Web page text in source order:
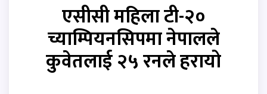
एसीसी महिला टी-२०
च्याम्पियनसिपमा नेपालले
कुवेतलाई २५ रनले हरायो